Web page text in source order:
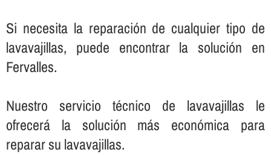
Si necesita la reparación de cualquier tipo de
lavavajillas, puede encontrar la solución en
Fervalles.
Nuestro servicio técnico de lavavajillas le
ofrecerá la solución más económica para
reparar su lavavajillas.